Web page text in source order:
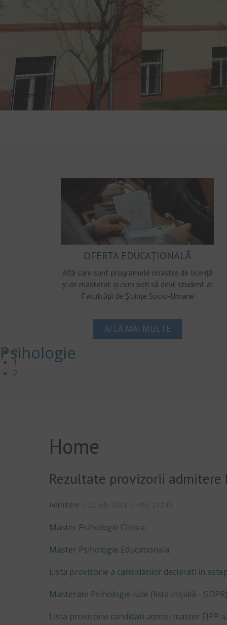
Psihologie
0
1
2
OFERTA EDUCAȚIONALĂ
Află care sunt programele noastre de licență
și de masterat și cum poți să devii student al
Facultății de Științe Socio-Umane
AFLĂ MAI MULTE
Home
Rezultate provizorii
Admitere
Master Psihologie Clinica
Master Psihologie Educationala
Lista provizorie a candidatilor declarati in
Masterate Psihologie iulie (lista inițială - GDPR)
Lista provizorie candidati admisi master EIPP